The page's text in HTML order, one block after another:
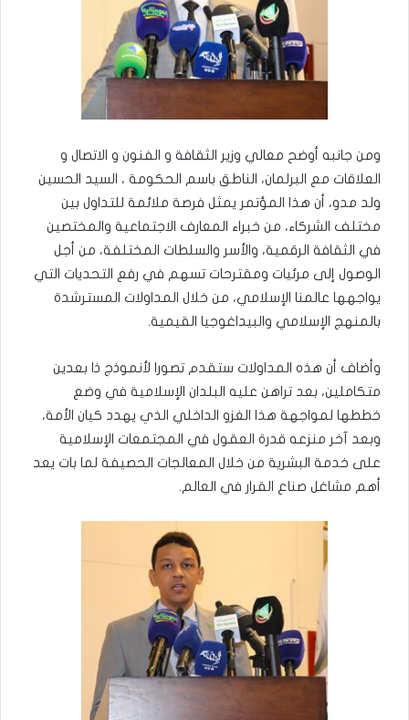
ومن جانبه أوضح معالي وزير الثقافة و الفنون و الاتصال و
العلاقات مع البرلمان، الناطق باسم الحكومة ، السيد الحسين
ولد مدو، أن هذا المؤتمر يمثل فرصة ملائمة للتداول بين
مختلف الشركاء، من خبراء المعارف الاجتماعية والمختصين
في الثقافة الرقمية، والأسر والسلطات المختلفة، من أجل
الوصول إلى مرئيات ومقترحات تسهم في رفع التحديات التي
يواجهها عالمنا الإسلامي، من خلال المداولات المسترشدة
بالمنهج الإسلامي والبيداغوجيا القيمية.
وأضاف أن هذه المداولات ستقدم تصورا لأنموذج ذا بعدين
متكاملين، بعد تراهن عليه البلدان الإسلامية في وضع
خططها لمواجهة هذا الغزو الداخلي الذي يهدد كيان الأمة،
وبعد آخر منزعه قدرة العقول في المجتمعات الإسلامية
على خدمة البشرية من خلال المعالجات الحصيفة لما بات يعد
أهم مشاغل صناع القرار في العالم.